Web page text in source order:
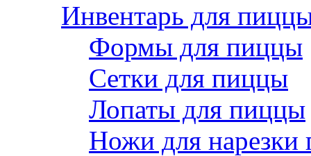
Инвентарь для
Формы для пиццы
Сетки для пиццы
Лопаты для пиццы
Ножи для нарезки